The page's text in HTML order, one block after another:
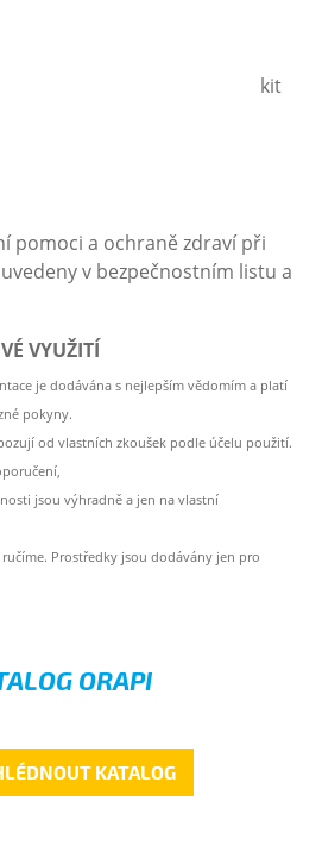
pomoci a ochraně zdraví při
v bezpečnostním listu a
VYUŽITÍ
je dodávána s nejlepším vědomím a platí
pokyny.
od vlastních zkoušek podle účelu použití.
jsou výhradně a jen na vlastní
Prostředky jsou dodávány jen pro
ORAPI
KATALOG